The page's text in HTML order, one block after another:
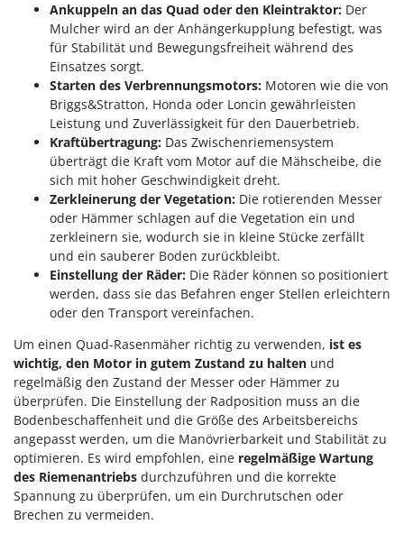
Ankuppeln an das Quad oder den Kleintraktor: Der
Mulcher wird an der Anhängerkupplung befestigt, was
für Stabilität und Bewegungsfreiheit während des
Einsatzes sorgt.
Starten des Verbrennungsmotors: Motoren wie die von
Briggs&Stratton, Honda oder Loncin gewährleisten
Leistung und Zuverlässigkeit für den Dauerbetrieb.
Kraftübertragung: Das Zwischenriemensystem
überträgt die Kraft vom Motor auf die Mähscheibe, die
sich mit hoher Geschwindigkeit dreht.
Zerkleinerung der Vegetation: Die rotierenden Messer
oder Hämmer schlagen auf die Vegetation ein und
zerkleinern sie, wodurch sie in kleine Stücke zerfällt
und ein sauberer Boden zurückbleibt.
Einstellung der Räder: Die Räder können so positioniert
werden, dass sie das Befahren enger Stellen erleichtern
oder den Transport vereinfachen.
Um einen Quad-Rasenmäher richtig zu verwenden, ist es
wichtig, den Motor in gutem Zustand zu halten und
regelmäßig den Zustand der Messer oder Hämmer zu
überprüfen. Die Einstellung der Radposition muss an die
Bodenbeschaffenheit und die Größe des Arbeitsbereichs
angepasst werden, um die Manövrierbarkeit und Stabilität zu
optimieren. Es wird empfohlen, eine regelmäßige Wartung
des Riemenantriebs durchzuführen und die korrekte
Spannung zu überprüfen, um ein Durchrutschen oder
Brechen zu vermeiden.